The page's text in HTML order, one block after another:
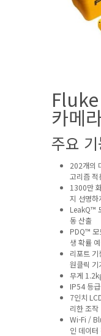
카메
주요
202개의
고리즘 적
1300만
지 선명하
LeakQ™
동 산출
PDQ™ 모
생 확률
리포트
원클릭 기
무게
IP54 등
7인치
리한 조작
Wi-Fi /
인 데이